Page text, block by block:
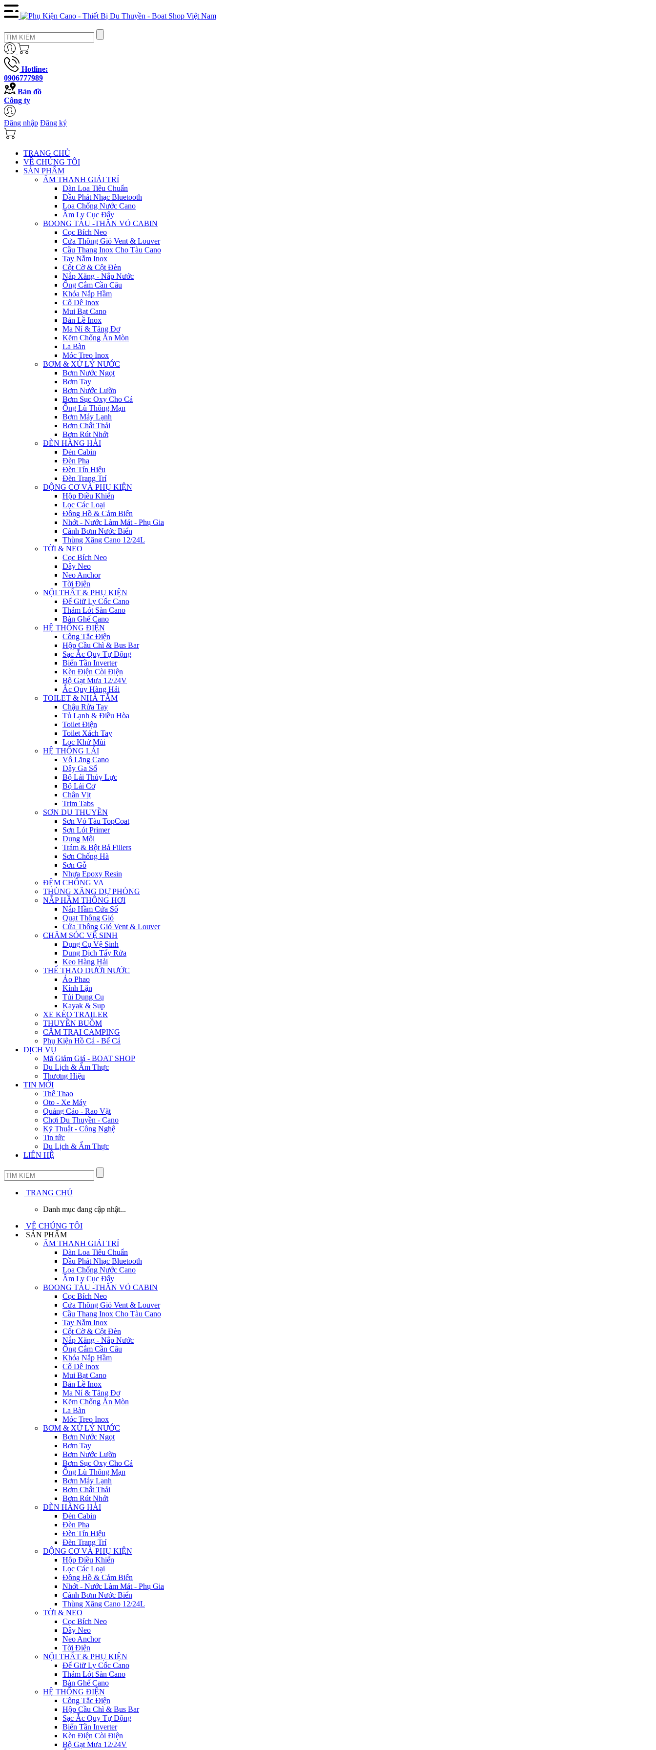
Hotline:
0906777989
Bản đồ
Công ty
Đăng nhập Đăng ký
TRANG CHỦ
VỀ CHÚNG TÔI
SẢN PHẨM
ÂM THANH GIẢI TRÍ
Dàn Loa Tiêu Chuẩn
Đầu Phát Nhạc Bluetooth
Loa Chống Nước Cano
Âm Ly Cục Đẩy
BOONG TÀU -THÂN VỎ CABIN
Cọc Bích Neo
Cửa Thông Gió Vent & Louver
Cầu Thang Inox Cho Tàu Cano
Tay Nắm Inox
Cột Cờ & Cột Đèn
Nắp Xăng - Nắp Nước
Ống Cắm Cần Câu
Khóa Nắp Hầm
Cổ Dê Inox
Mui Bạt Cano
Bản Lề Inox
Ma Ní & Tăng Đơ
Kẽm Chống Ăn Mòn
La Bàn
Móc Treo Inox
BƠM & XỬ LÝ NƯỚC
Bơm Nước Ngọt
Bơm Tay
Bơm Nước Lườn
Bơm Sục Oxy Cho Cá
Ống Lù Thông Mạn
Bơm Máy Lạnh
Bơm Chất Thải
Bơm Rút Nhớt
ĐÈN HÀNG HẢI
Đèn Cabin
Đèn Pha
Đèn Tín Hiệu
Đèn Trang Trí
ĐỘNG CƠ VÀ PHỤ KIỆN
Hộp Điều Khiển
Lọc Các Loại
Đồng Hồ & Cảm Biến
Nhớt - Nước Làm Mát - Phụ Gia
Cánh Bơm Nước Biển
Thùng Xăng Cano 12/24L
TỜI & NEO
Cọc Bích Neo
Dây Neo
Neo Anchor
Tời Điện
NỘI THẤT & PHỤ KIỆN
Đế Giữ Ly Cốc Cano
Thảm Lót Sàn Cano
Bàn Ghế Cano
HỆ THỐNG ĐIỆN
Công Tắc Điện
Hộp Cầu Chì & Bus Bar
Sạc Ắc Quy Tự Động
Biến Tần Inverter
Kèn Điện Còi Điện
Bộ Gạt Mưa 12/24V
Ắc Quy Hàng Hải
TOILET & NHÀ TẮM
Chậu Rửa Tay
Tủ Lạnh & Điều Hòa
Toilet Điện
Toilet Xách Tay
Lọc Khử Mùi
HỆ THỐNG LÁI
Vô Lăng Cano
Dây Ga Số
Bộ Lái Thủy Lực
Bộ Lái Cơ
Chân Vịt
Trim Tabs
SƠN DU THUYỀN
Sơn Vỏ Tàu TopCoat
Sơn Lót Primer
Dung Môi
Trám & Bột Bả Fillers
Sơn Chống Hà
Sơn Gỗ
Nhựa Epoxy Resin
ĐỆM CHỐNG VA
THÙNG XĂNG DỰ PHÒNG
NẮP HẦM THÔNG HƠI
Nắp Hầm Cửa Sổ
Quạt Thông Gió
Cửa Thông Gió Vent & Louver
CHĂM SÓC VỆ SINH
Dụng Cụ Vệ Sinh
Dung Dịch Tẩy Rửa
Keo Hàng Hải
THỂ THAO DƯỚI NƯỚC
Áo Phao
Kính Lặn
Túi Dụng Cụ
Kayak & Sup
XE KÉO TRAILER
THUYỀN BUỒM
CẮM TRẠI CAMPING
Phụ Kiện Hồ Cá - Bể Cá
DỊCH VỤ
Mã Giảm Giá - BOAT SHOP
Du Lịch & Ẩm Thực
Thương Hiệu
TIN MỚI
Thể Thao
Oto - Xe Máy
Quảng Cáo - Rao Vặt
Chơi Du Thuyền - Cano
Kỹ Thuật - Công Nghệ
Tin tức
Du Lịch & Ẩm Thực
LIÊN HỆ
TRANG CHỦ
Danh mục đang cập nhật...
VỀ CHÚNG TÔI
SẢN PHẨM
ÂM THANH GIẢI TRÍ
Dàn Loa Tiêu Chuẩn
Đầu Phát Nhạc Bluetooth
Loa Chống Nước Cano
Âm Ly Cục Đẩy
BOONG TÀU -THÂN VỎ CABIN
Cọc Bích Neo
Cửa Thông Gió Vent & Louver
Cầu Thang Inox Cho Tàu Cano
Tay Nắm Inox
Cột Cờ & Cột Đèn
Nắp Xăng - Nắp Nước
Ống Cắm Cần Câu
Khóa Nắp Hầm
Cổ Dê Inox
Mui Bạt Cano
Bản Lề Inox
Ma Ní & Tăng Đơ
Kẽm Chống Ăn Mòn
La Bàn
Móc Treo Inox
BƠM & XỬ LÝ NƯỚC
Bơm Nước Ngọt
Bơm Tay
Bơm Nước Lườn
Bơm Sục Oxy Cho Cá
Ống Lù Thông Mạn
Bơm Máy Lạnh
Bơm Chất Thải
Bơm Rút Nhớt
ĐÈN HÀNG HẢI
Đèn Cabin
Đèn Pha
Đèn Tín Hiệu
Đèn Trang Trí
ĐỘNG CƠ VÀ PHỤ KIỆN
Hộp Điều Khiển
Lọc Các Loại
Đồng Hồ & Cảm Biến
Nhớt - Nước Làm Mát - Phụ Gia
Cánh Bơm Nước Biển
Thùng Xăng Cano 12/24L
TỜI & NEO
Cọc Bích Neo
Dây Neo
Neo Anchor
Tời Điện
NỘI THẤT & PHỤ KIỆN
Đế Giữ Ly Cốc Cano
Thảm Lót Sàn Cano
Bàn Ghế Cano
HỆ THỐNG ĐIỆN
Công Tắc Điện
Hộp Cầu Chì & Bus Bar
Sạc Ắc Quy Tự Động
Biến Tần Inverter
Kèn Điện Còi Điện
Bộ Gạt Mưa 12/24V